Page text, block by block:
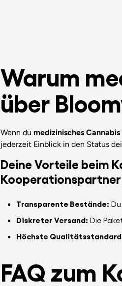
Warum
über
Wenn du medizinisches Cannabis
jederzeit Einblick in den Status
Deine Vorteile beim
Kooperationspartner
Transparente Bestände:
Diskreter Versand: Die
Höchste
FAQ zum